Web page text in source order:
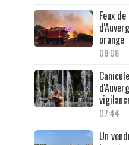
Feux
orange
08:08
07:44
Un